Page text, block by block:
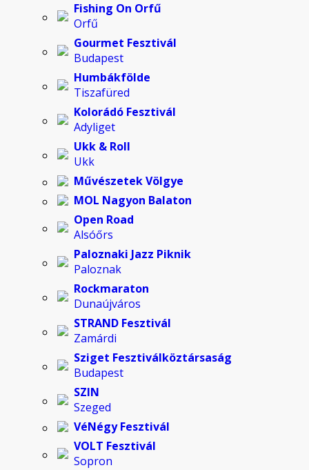
Fishing On Orfű
Orfű
Gourmet Fesztivál
Budapest
Humbákfölde
Tiszafüred
Kolorádó Fesztivál
Adyliget
Ukk & Roll
Ukk
Művészetek Völgye
MOL Nagyon Balaton
Open Road
Alsóőrs
Paloznaki Jazz Piknik
Paloznak
Rockmaraton
Dunaújváros
STRAND Fesztivál
Zamárdi
Sziget Fesztiválköztársaság
Budapest
SZIN
Szeged
VéNégy Fesztivál
VOLT Fesztivál
Sopron